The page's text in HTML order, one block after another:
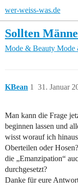
wer-weiss-was.de
Sollten
Mode & Beauty Mode
KBean 31. Januar
1
Man kann die Frage
beginnen lassen und
wisst worauf ich
Oberteilen oder
die „Emanzipation“
durchgesetzt?
Danke für eure